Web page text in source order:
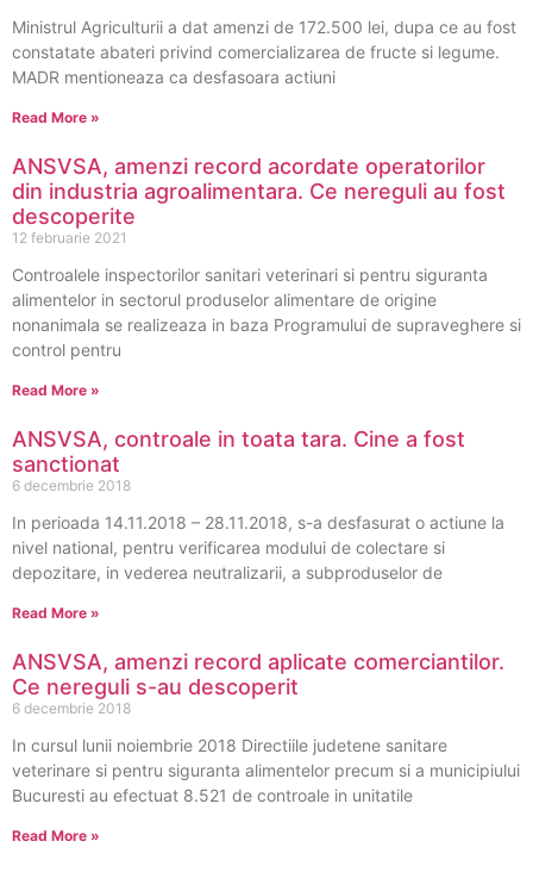
Ministrul Agriculturii a dat amenzi de 172.500 lei, dupa ce au fost
constatate abateri privind comercializarea de fructe si legume.
MADR mentioneaza ca desfasoara actiuni
Read More »
ANSVSA, amenzi record acordate operatorilor
din industria agroalimentara. Ce nereguli au fost
descoperite
12 februarie 2021
Controalele inspectorilor sanitari veterinari si pentru siguranta
alimentelor in sectorul produselor alimentare de origine
nonanimala se realizeaza in baza Programului de supraveghere si
control pentru
Read More »
ANSVSA, controale in toata tara. Cine a fost
sanctionat
6 decembrie 2018
In perioada 14.11.2018 – 28.11.2018, s-a desfasurat o actiune la
nivel national, pentru verificarea modului de colectare si
depozitare, in vederea neutralizarii, a subproduselor de
Read More »
ANSVSA, amenzi record aplicate comerciantilor.
Ce nereguli s-au descoperit
6 decembrie 2018
In cursul lunii noiembrie 2018 Directiile judetene sanitare
veterinare si pentru siguranta alimentelor precum si a municipiului
Bucuresti au efectuat 8.521 de controale in unitatile
Read More »